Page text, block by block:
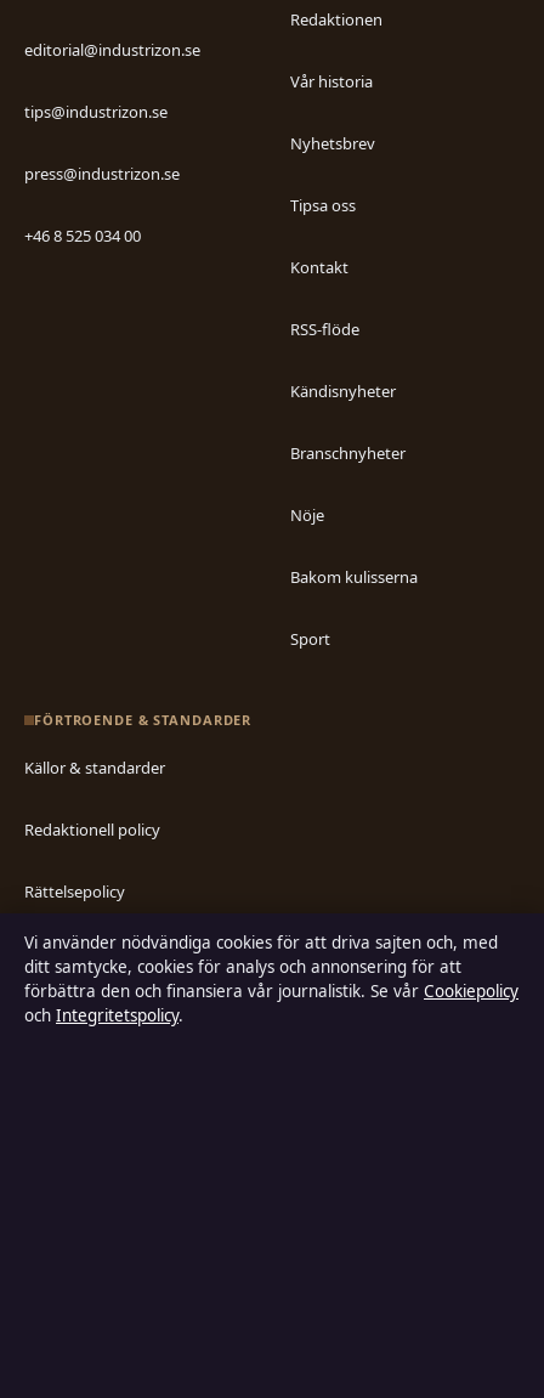
editorial@industrizon.se
tips@industrizon.se
press@industrizon.se
+46 8 525 034 00
Redaktionen
Vår historia
Nyhetsbrev
Tipsa oss
Kontakt
RSS-flöde
Kändisnyheter
Branschnyheter
Nöje
Bakom kulisserna
Sport
FÖRTROENDE & STANDARDER
Källor & standarder
Redaktionell policy
Rättelsepolicy
Faktagranskningspolicy
Ägande & finansiering
Vi använder nödvändiga cookies för att driva sajten och, med
ditt samtycke, cookies för analys och annonsering för att
förbättra den och finansiera vår journalistik. Se vår Cookiepolicy
och Integritetspolicy.